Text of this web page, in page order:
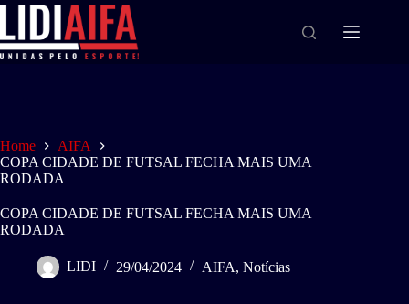
Home
AIFA
COPA CIDADE DE FUTSAL FECHA MAIS UMA
RODADA
COPA CIDADE DE FUTSAL FECHA MAIS UMA
RODADA
LIDI 29/04/2024 AIFA, Notícias